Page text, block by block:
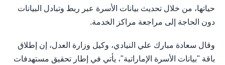
حياتها، من خلال تحديث بيانات الأسرة عبر ربط وتبادل البيانات
دون الحاجة إلى مراجعة مراكز الخدمة.
وقال سعادة مبارك علي النيادي، وكيل وزارة العدل، إن إطلاق
باقة "بيانات الأسرة الإماراتية"، يأتي في إطار تحقيق مستهدفات